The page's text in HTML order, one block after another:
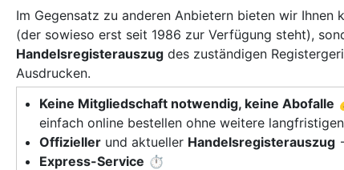
Im Gegensatz zu anderen Anbietern bieten wir Ihnen
(der sowieso erst seit 1986 zur Verfügung steht),
Handelsregisterauszug des zuständigen
Ausdrucken.
Keine Mitgliedschaft notwendig, keine Abofalle
einfach online bestellen ohne weitere
Offizieller und aktueller Handelsregisterauszug
Express-Service ⏱️